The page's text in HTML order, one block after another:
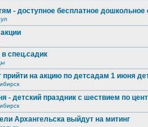
- доступное бесплатное дошкольное
спец.садик
прийти на акцию по детсадам 1 июня
- детский праздник с шествием по
Архангельска выйдут на митинг